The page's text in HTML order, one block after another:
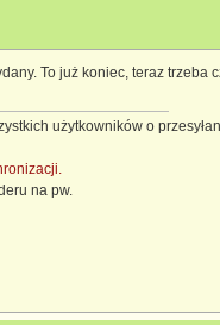
To już koniec, teraz trzeba
użytkowników o
na pw.